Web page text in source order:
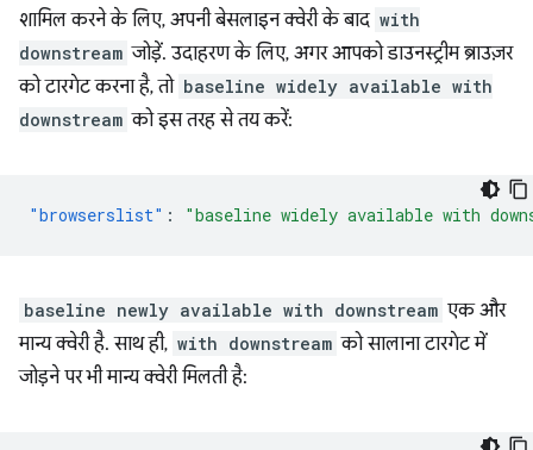
शामिल करने के लिए, अपनी बेसलाइन क्वेरी के बाद with
downstream जोड़ें. उदाहरण के लिए, अगर आपको डाउनस्ट्रीम ब्राउज़र
को टारगेट करना है, तो baseline widely available with
downstream को इस तरह से तय करें:
"browserslist" : "baseline widely available with
baseline newly available with downstream एक और
मान्य क्वेरी है. साथ ही, with downstream को सालाना टारगेट में
जोड़ने पर भी मान्य क्वेरी मिलती है: